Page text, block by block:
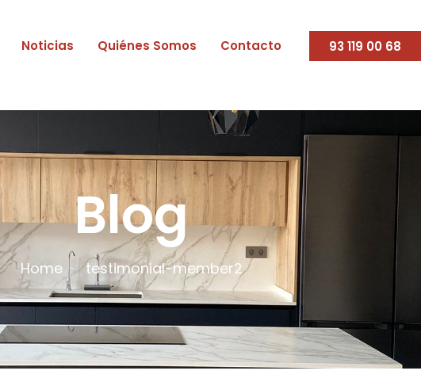
Noticias Quiénes Somos Contacto 93 119 00 68
Blog
Home testimonial-member2